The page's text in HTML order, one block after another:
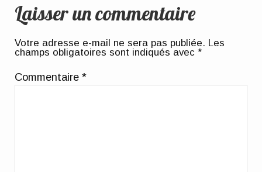
Laisser un commentaire
Votre adresse e-mail ne sera pas publiée. Les
champs obligatoires sont indiqués avec*
Commentaire*